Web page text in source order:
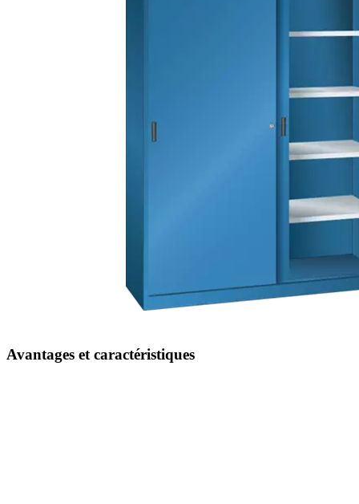
Avantages et caractéristiques